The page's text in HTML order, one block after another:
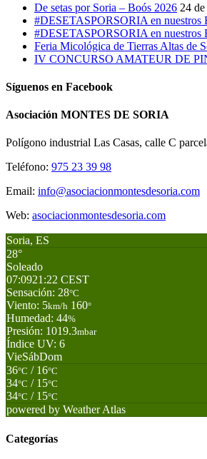
De setas por Soria – Boós 2026 24
#DESETASPORSORIA en nuestros
#DESETASPORSORIA en nuestros
Feria Micológica de Tierras Altas de
IV CONCURSO AMATEUR DE
Síguenos en Facebook
Asociación MONTES DE SORIA
Polígono industrial Las Casas, calle C
Teléfono: 975 23 39 98
Email: info@asociacionmontesdesoria.com
Web: asociacionmontesdesoria.com
Soria, ES
28°
Soleado
07:0921:22 CEST
Sensación: 28°C
Viento: 5km/h 160°
Humedad: 44%
Presión: 1019.3mbar
Índice UV: 6
VieSábDom
36°C / 16°C
34°C / 15°C
34°C / 15°C
powered by Weather Atlas
Categorías